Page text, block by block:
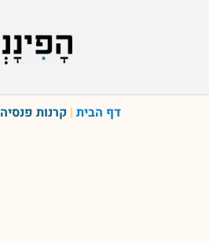
דף הבית | קרנות פנסיה